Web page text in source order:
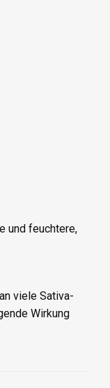
und feuchtere,
viele Sativa-
Wirkung